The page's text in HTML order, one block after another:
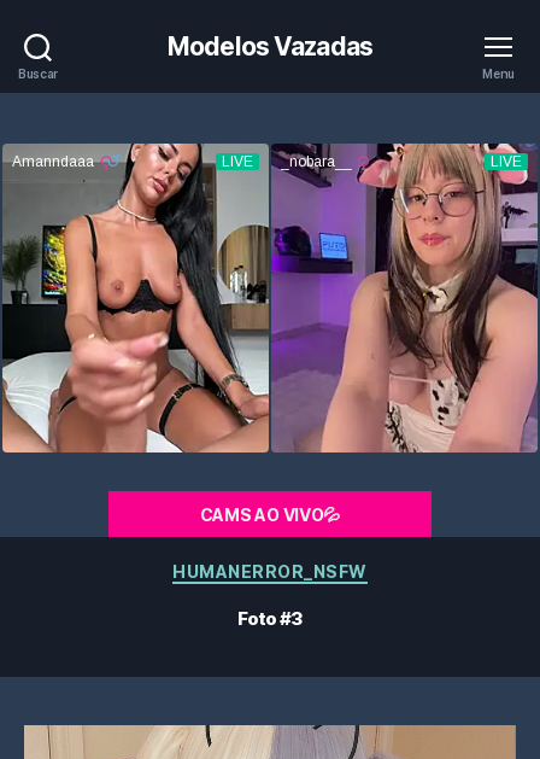
Buscar
Modelos Vazadas
Menu
CAMS AO VIVO💦
Categorias
HUMANERROR_NSFW
Foto #3